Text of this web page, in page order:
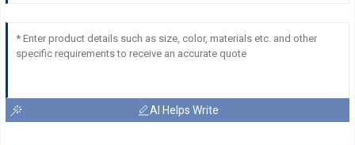
AI Helps Write